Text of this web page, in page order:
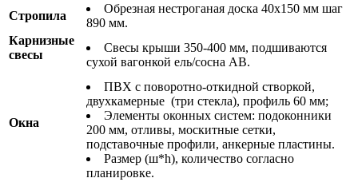
Стропила
Обрезная нестроганая доска 40х150 мм шаг
890 мм.
Карнизные
свесы
Свесы крыши 350-400 мм, подшиваются
сухой вагонкой ель/сосна АВ.
Окна
ПВХ с поворотно-откидной створкой,
двухкамерные (три стекла), профиль 60 мм;
Элементы оконных систем: подоконники
200 мм, отливы, москитные сетки,
подставочные профили, анкерные пластины.
Размер (ш*h), количество согласно
планировке.